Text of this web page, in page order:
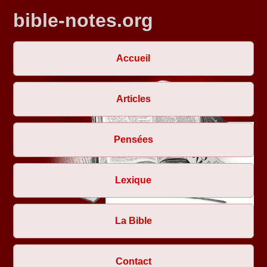
bible-notes.org
Accueil
Articles
Pensées
Lexique
La Bible
Contact